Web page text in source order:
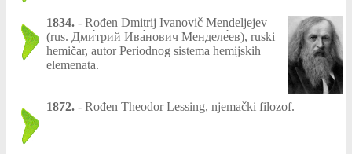
1834. - Rođen Dmitrij Ivanovič Mendeljejev
(rus. Дми́трий Ива́нович Менделе́ев), ruski
hemičar, autor Periodnog sistema hemijskih
elemenata.
1872. - Rođen Theodor Lessing, njemački filozof.